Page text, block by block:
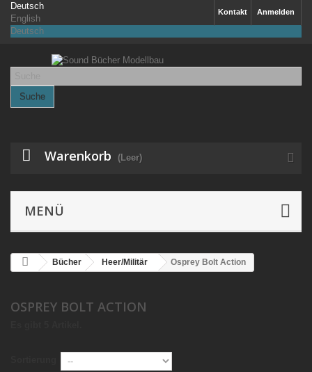
Anmelden
Kontakt
Deutsch
English
Deutsch
Suche
Warenkorb (Leer)
MENÜ
Bücher Heer/Militär Osprey Bolt Action
OSPREY BOLT ACTION